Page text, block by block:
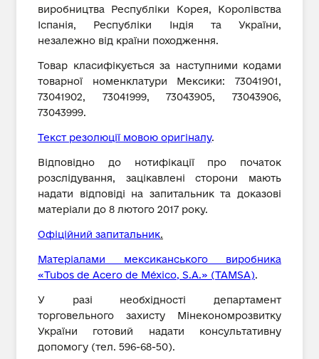
виробництва Республіки Корея, Королівства
Іспанія, Республіки Індія та України,
незалежно від країни походження.
Товар класифікується за наступними кодами
товарної номенклатури Мексики: 73041901,
73041902, 73041999, 73043905, 73043906,
73043999.
Текст резолюції мовою оригіналу.
Відповідно до нотифікації про початок
розслідування, зацікавлені сторони мають
надати відповіді на запитальник та доказові
матеріали до 8 лютого 2017 року.
Офіційний запитальник.
Матеріалами мексиканського виробника
«Tubos de Acero de México, S.A.» (TAMSA).
У разі необхідності департамент
торговельного захисту Мінекономрозвитку
України готовий надати консультативну
допомогу (тел. 596-68-50).